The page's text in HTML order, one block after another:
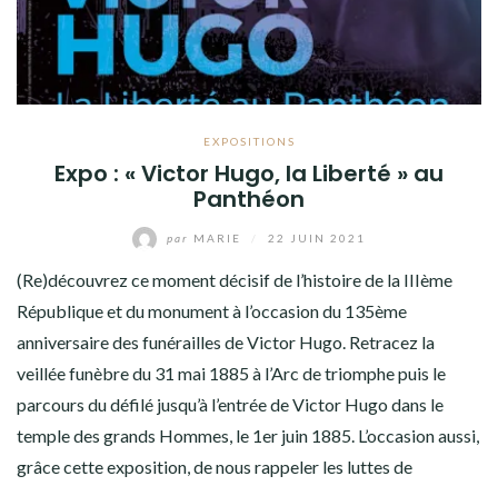
EXPOSITIONS
Expo : « Victor Hugo, la Liberté » au
Panthéon
par MARIE 22 JUIN 2021
(Re)découvrez ce moment décisif de l’histoire de la IIIème
République et du monument à l’occasion du 135ème
anniversaire des funérailles de Victor Hugo. Retracez la
veillée funèbre du 31 mai 1885 à l’Arc de triomphe puis le
parcours du défilé jusqu’à l’entrée de Victor Hugo dans le
temple des grands Hommes, le 1er juin 1885. L’occasion aussi,
grâce cette exposition, de nous rappeler les luttes de